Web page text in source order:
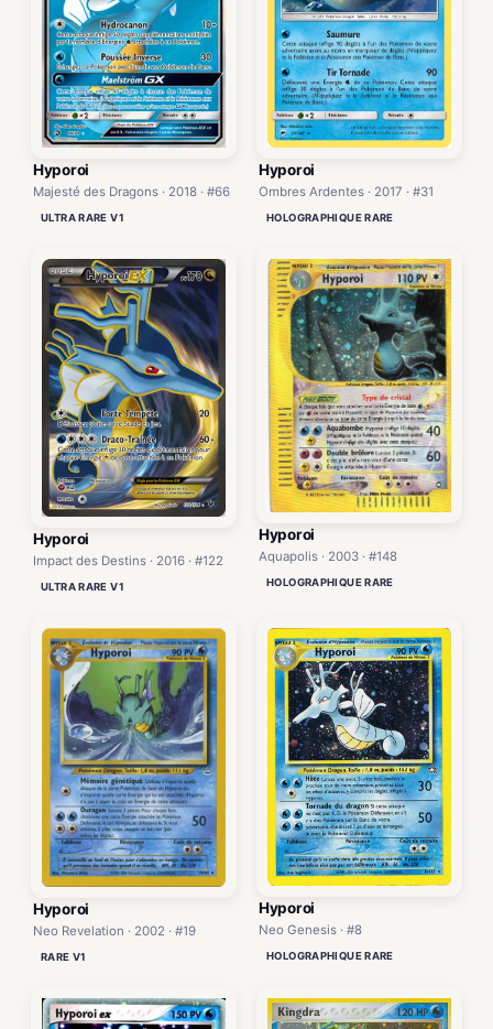
Hyporoi
Majesté des Dragons · 2018 · #66
ULTRA RARE V1
Hyporoi
Ombres Ardentes · 2017 · #31
HOLOGRAPHIQUE RARE
Hyporoi
Impact des Destins · 2016 · #122
ULTRA RARE V1
Hyporoi
Aquapolis · 2003 · #148
HOLOGRAPHIQUE RARE
Hyporoi
Neo Revelation · 2002 · #19
RARE V1
Hyporoi
Neo Genesis · #8
HOLOGRAPHIQUE RARE